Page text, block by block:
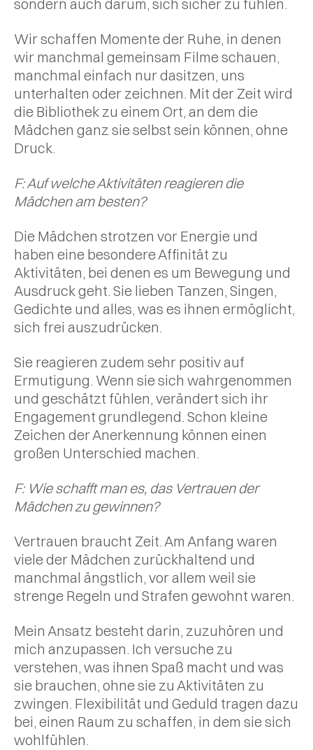
sondern auch darum, sich sicher zu fühlen.
Wir schaffen Momente der Ruhe, in denen
wir manchmal gemeinsam Filme schauen,
manchmal einfach nur dasitzen, uns
unterhalten oder zeichnen. Mit der Zeit wird
die Bibliothek zu einem Ort, an dem die
Mädchen ganz sie selbst sein können, ohne
Druck.
F: Auf welche Aktivitäten reagieren die
Mädchen am besten?
Die Mädchen strotzen vor Energie und
haben eine besondere Affinität zu
Aktivitäten, bei denen es um Bewegung und
Ausdruck geht. Sie lieben Tanzen, Singen,
Gedichte und alles, was es ihnen ermöglicht,
sich frei auszudrücken.
Sie reagieren zudem sehr positiv auf
Ermutigung. Wenn sie sich wahrgenommen
und geschätzt fühlen, verändert sich ihr
Engagement grundlegend. Schon kleine
Zeichen der Anerkennung können einen
großen Unterschied machen.
F: Wie schafft man es, das Vertrauen der
Mädchen zu gewinnen?
Vertrauen braucht Zeit. Am Anfang waren
viele der Mädchen zurückhaltend und
manchmal ängstlich, vor allem weil sie
strenge Regeln und Strafen gewohnt waren.
Mein Ansatz besteht darin, zuzuhören und
mich anzupassen. Ich versuche zu
verstehen, was ihnen Spaß macht und was
sie brauchen, ohne sie zu Aktivitäten zu
zwingen. Flexibilität und Geduld tragen dazu
bei, einen Raum zu schaffen, in dem sie sich
wohlfühlen.